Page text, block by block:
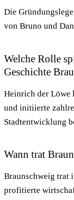
Die
von Bruno und
Welche Rolle
Geschichte
Heinrich der Löwe
und initiierte
Stadtentwicklung
Wann trat
Braunschweig trat
profitierte